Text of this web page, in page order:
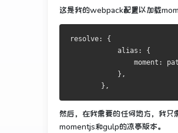
这是我的webpack配置以加载
resolve: {
            alias: {
moment:
            },
        },
然后，在我需要的任何地方，我
momentjs和gulp的凉亭版本。